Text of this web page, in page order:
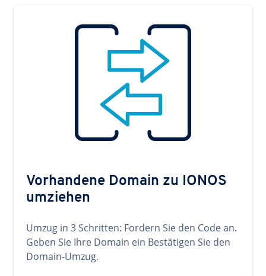
Vorhandene Domain zu IONOS
umziehen
Umzug in 3 Schritten: Fordern Sie den Code an.
Geben Sie Ihre Domain ein Bestätigen Sie den
Domain-Umzug.